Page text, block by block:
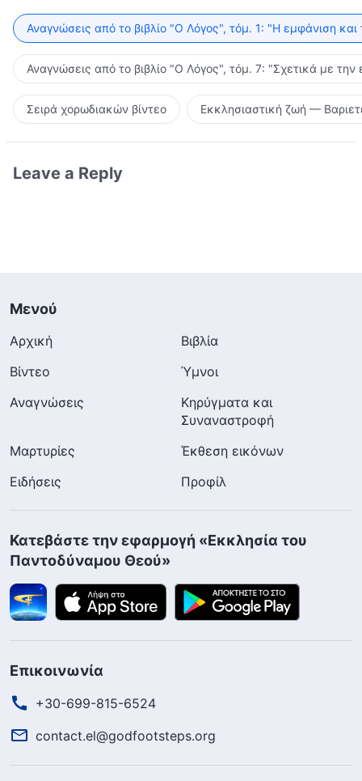
Αναγνώσεις από το βιβλίο "Ο Λόγος", τόμ. 1: "Η εμφάνιση
Αναγνώσεις από το βιβλίο "Ο Λόγος", τόμ. 7: "Σχετικά με την
Σειρά χορωδιακών βίντεο Εκκλησιαστική ζωή —
Leave a Reply
Μενού
Αρχική
Βιβλία
Βίντεο
Ύμνοι
Αναγνώσεις
Κηρύγματα και
Συναναστροφή
Μαρτυρίες
Έκθεση εικόνων
Ειδήσεις
Προφίλ
Κατεβάστε την εφαρμογή «Εκκλησία του
Παντοδύναμου Θεού»
Επικοινωνία
+30-699-815-6524
contact.el@godfootsteps.org